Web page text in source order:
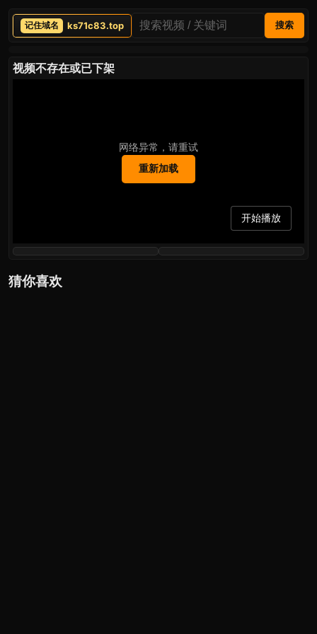
ks71c83.top 搜索
视频不存在或已下架
网络异常，请重试
重新加载
开始播放
猜你喜欢